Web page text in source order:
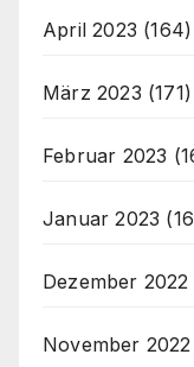
April 2023 (164)
März 2023 (171)
Februar 2023
Januar 2023
Dezember 2022
November 2022